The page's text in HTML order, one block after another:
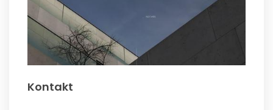
Kontakt